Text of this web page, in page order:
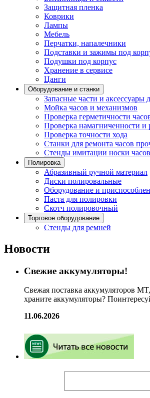
Защитная пленка
Коврики
Лампы
Мебель
Перчатки, напалечники
Подставки и зажимы под
Подушки под корпус
Хранение в сервисе
Цанги
Оборудование и станки
Запасные части и аксессуары
Мойка часов и механизмов
Проверка герметичности
Проверка намагниченности и
Проверка точности хода
Станки для ремонта часов
Стенды имитации носки часов
Полировка
Абразивный ручной материал
Диски полировальные
Оборудование и
Паста для полировки
Скотч полировочный
Торговое оборудование
Стенды для ремней
Новости
Свежие аккумуляторы!
Свежая поставка аккумуляторов
храните аккумуляторы?
11.06.2026